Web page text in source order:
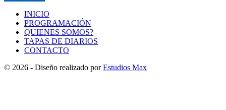
INICIO
PROGRAMACIÓN
QUIENES SOMOS?
TAPAS DE DIARIOS
CONTACTO
© 2026 - Diseño realizado porEstudios Max